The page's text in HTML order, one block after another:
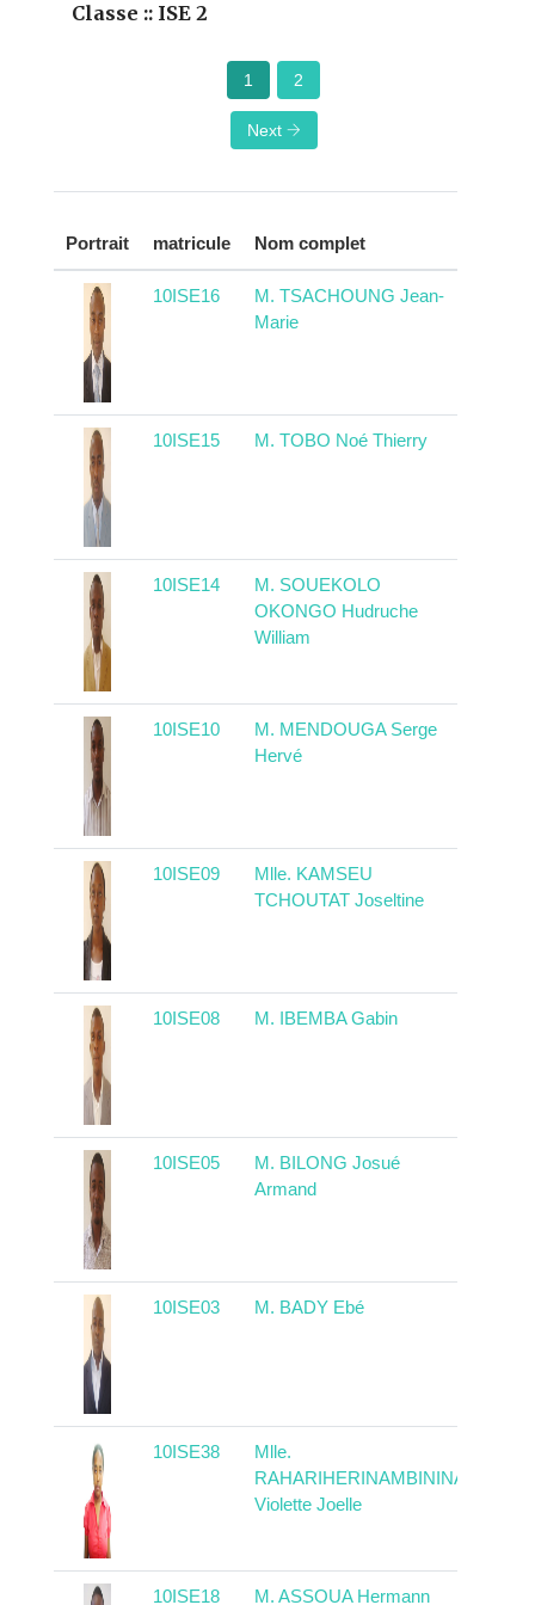
Classe :: ISE 2
1 2
Next
Portrait matricule Nom complet
10ISE16
M. TSACHOUNG Jean-
Marie
10ISE15 M. TOBO Noé Thierry
10ISE14
M. SOUEKOLO
OKONGO Hudruche
William
10ISE10
M. MENDOUGA Serge
Hervé
10ISE09
Mlle. KAMSEU
TCHOUTAT Joseltine
10ISE08 M. IBEMBA Gabin
10ISE05
M. BILONG Josué
Armand
10ISE03 M. BADY Ebé
10ISE38
Mlle.
RAHARIHERINAMBININA
Violette Joelle
10ISE18 M. ASSOUA Hermann